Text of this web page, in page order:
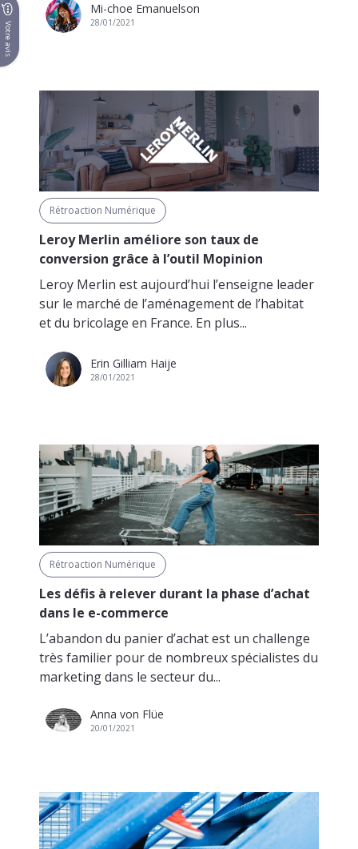
Mi-choe Emanuelson
28/01/2021
Rétroaction Numérique
Leroy Merlin améliore son taux de
conversion grâce à l’outil Mopinion
Leroy Merlin est aujourd’hui l’enseigne leader
sur le marché de l’aménagement de l’habitat
et du bricolage en France. En plus...
Erin Gilliam Haije
28/01/2021
Rétroaction Numérique
Les défis à relever durant la phase d’achat
dans le e-commerce
L’abandon du panier d’achat est un challenge
très familier pour de nombreux spécialistes du
marketing dans le secteur du...
Anna von Flüe
20/01/2021
Votre avis